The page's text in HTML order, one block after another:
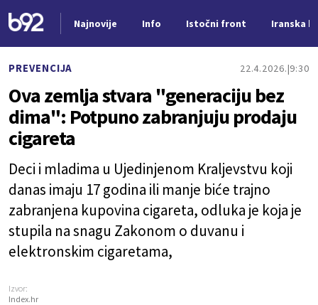
Najnovije Info Istočni front Iranska
PREVENCIJA 22.4.2026. 9:30
Ova zemlja stvara "generaciju bez
dima": Potpuno zabranjuju prodaju
cigareta
Deci i mladima u Ujedinjenom Kraljevstvu koji
danas imaju 17 godina ili manje biće trajno
zabranjena kupovina cigareta, odluka je koja je
stupila na snagu Zakonom o duvanu i
elektronskim cigaretama,
Izvor:
Index.hr